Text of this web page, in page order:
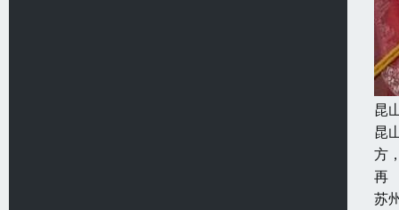
昆
昆
方
再
苏